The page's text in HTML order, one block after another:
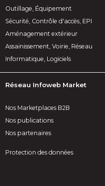
Outillage, Équipement
Sécurité, Contrôle d'accès, EPI
Aménagement extérieur
Assainissement, Voirie, Réseau
Informatique, Logiciels
Réseau Infoweb Market
Nos Marketplaces B2B
Nos publications
Nos partenaires
Protection des données